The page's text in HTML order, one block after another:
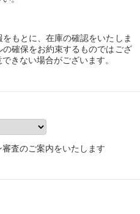
もとに、在庫の確認をいたしま
確保をお約束するものではござ
きない場合がございます。
査のご案内をいたします